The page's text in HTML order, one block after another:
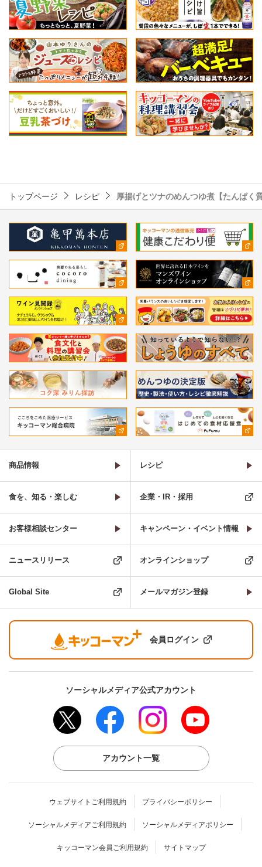
トップページ レシピ 厚揚げとツナのめんつゆ煮【たんぱく
商品情報 レシピ
食を、知る・楽しむ 企業・IR・採用
お客様相談センター キャンペーン・イベント情報
ニュースリリース オンラインショップ
Global Site メールマガジン登録
会員ログイン
ソーシャルメディア公式アカウント
アカウント一覧
ウェブサイトご利用規約 プライバシーポリシー
ソーシャルメディアご利用規約 ソーシャルメディアポリシー
キッコーマン会員ご利用規約 サイトマップ